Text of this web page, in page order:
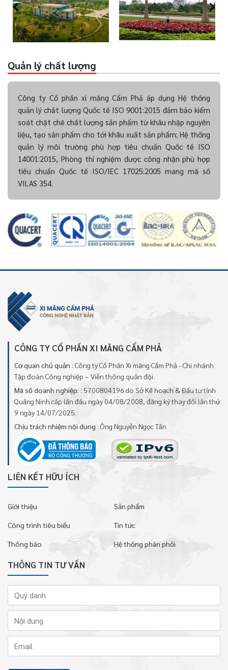
Quản lý chất lượng
Công ty Cổ phần xi măng Cẩm Phả áp dụng Hệ thống
quản lý chất lượng Quốc tế ISO 9001:2015 đảm bảo kiểm
soát chặt chẽ chất lượng sản phẩm từ khâu nhập nguyên
liệu, tạo sản phẩm cho tới khâu xuất sản phẩm; Hệ thống
quản lý môi trường phù hợp tiêu chuẩn Quốc tế ISO
14001:2015, Phòng thí nghiệm được công nhận phù hợp
tiêu chuẩn Quốc tế ISO/IEC 17025:2005 mang mã số
VILAS 354.
CÔNG TY CỔ PHẦN XI MĂNG CẨM PHẢ
Cơ quan chủ quản : Công ty Cổ Phần Xi măng Cẩm Phả - Chi nhánh
Tập đoàn Công nghiệp – Viễn thông quân đội.
Mã số doanh nghiệp: : 5700804196 do Sở Kế hoạch & Đầu tư tỉnh
Quảng Ninh cấp lần đầu ngày 04/08/2008, đăng ký thay đổi lần thứ
9 ngày 14/07/2025.
Chịu trách nhiệm nội dung : Ông Nguyễn Ngọc Tân
LIÊN KẾT HỮU ÍCH
Giới thiệu Sản phẩm
Công trình tiêu biểu Tin tức
Thông báo Hệ thống phân phối
THÔNG TIN TƯ VẤN